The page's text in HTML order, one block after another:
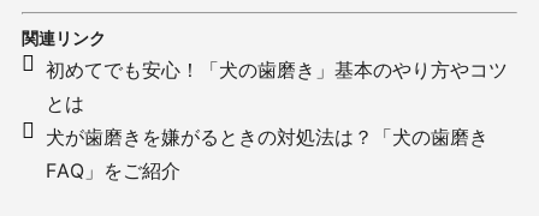
関連リンク
初めてでも安心！「犬の歯磨き」基本のやり方やコツ
とは
犬が歯磨きを嫌がるときの対処法は？「犬の歯磨き
FAQ」をご紹介